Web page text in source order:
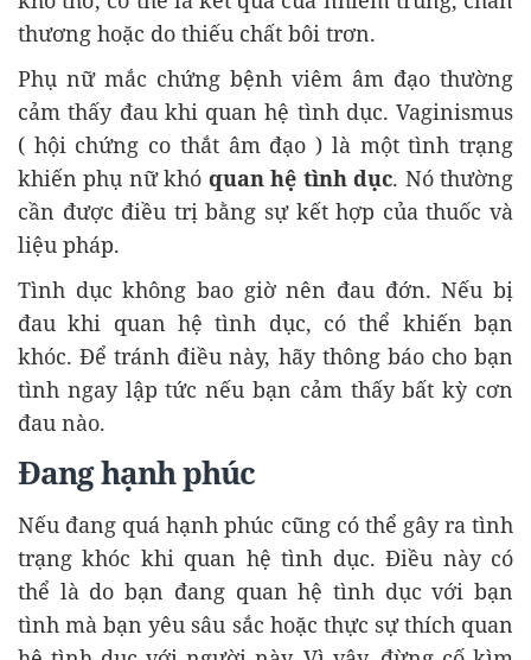
thương hoặc do thiếu chất bôi trơn.
Phụ nữ mắc chứng bệnh viêm âm đạo thường
cảm thấy đau khi quan hệ tình dục. Vaginismus
( hội chứng co thắt âm đạo ) là một tình trạng
khiến phụ nữ khó quan hệ tình dục. Nó thường
cần được điều trị bằng sự kết hợp của thuốc và
liệu pháp.
Tình dục không bao giờ nên đau đớn. Nếu bị
đau khi quan hệ tình dục, có thể khiến bạn
khóc. Để tránh điều này, hãy thông báo cho bạn
tình ngay lập tức nếu bạn cảm thấy bất kỳ cơn
đau nào.
Đang hạnh phúc
Nếu đang quá hạnh phúc cũng có thể gây ra tình
trạng khóc khi quan hệ tình dục. Điều này có
thể là do bạn đang quan hệ tình dục với bạn
tình mà bạn yêu sâu sắc hoặc thực sự thích quan